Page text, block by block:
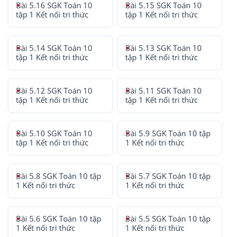
Bài 5.16 SGK Toán 10
tập 1 Kết nối tri thức
Bài 5.15 SGK Toán 10
tập 1 Kết nối tri thức
Bài 5.14 SGK Toán 10
tập 1 Kết nối tri thức
Bài 5.13 SGK Toán 10
tập 1 Kết nối tri thức
Bài 5.12 SGK Toán 10
tập 1 Kết nối tri thức
Bài 5.11 SGK Toán 10
tập 1 Kết nối tri thức
Bài 5.10 SGK Toán 10
tập 1 Kết nối tri thức
Bài 5.9 SGK Toán 10 tập
1 Kết nối tri thức
Bài 5.8 SGK Toán 10 tập
1 Kết nối tri thức
Bài 5.7 SGK Toán 10 tập
1 Kết nối tri thức
Bài 5.6 SGK Toán 10 tập
1 Kết nối tri thức
Bài 5.5 SGK Toán 10 tập
1 Kết nối tri thức